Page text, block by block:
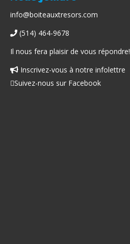
info@boiteauxtresors.com
(514) 464-9678
Il nous fera plaisir de vous répondre!
Inscrivez-vous à notre infolettre
Facebook
Suivez-nous sur Facebook